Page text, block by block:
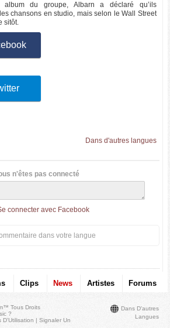
album du groupe, Albarn a déclaré qu’ils
chansons en studio, mais selon le Wall Street
sitôt.
Dans d'autres langues
n'êtes pas connecté
connecter avec Facebook
dans votre langue
Clips News Artistes Forums
Dans D'autres
Langues
Tous Droits
?
D'Utilisation |Signaler Un